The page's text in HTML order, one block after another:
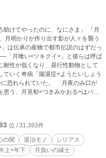
助けてやったのに、なにさま」 「月
は伝承の産物で都市伝説のはずだっ
「月喰い<ツキクイ>」と彼らは呼ば
耐性が低くなり、昼行性動物として
ていく奇病「陽退症<ようたいしょう
に恐れられていた。 月夜のみ口が
患う、月見郁<つきみかおる>はバイ
戦う青年・成清葉月<なるせはつき
影斬り<かげきり>」として、特例
用が許されていた。 「真っ暗
、あなたの目って」 罪証であ
恐れない。彼を月喰いとの戦いに
の念から成清は、裏月第三位・弥
位 / 31,383件
の闇 退治モノ
シリアス
上×年下 月負いの縁士